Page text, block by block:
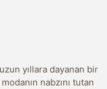
yıllara dayanan bir
nabzını tutan